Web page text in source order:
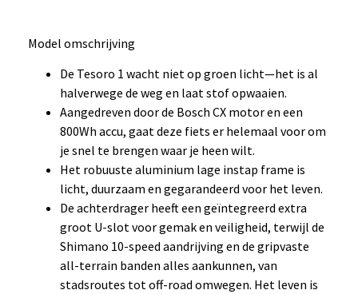
Model omschrijving
De Tesoro 1 wacht niet op groen licht—het is al
halverwege de weg en laat stof opwaaien.
Aangedreven door de Bosch CX motor en een
800Wh accu, gaat deze fiets er helemaal voor om
je snel te brengen waar je heen wilt.
Het robuuste aluminium lage instap frame is
licht, duurzaam en gegarandeerd voor het leven.
De achterdrager heeft een geïntegreerd extra
groot U-slot voor gemak en veiligheid, terwijl de
Shimano 10-speed aandrijving en de gripvaste
all-terrain banden alles aankunnen, van
stadsroutes tot off-road omwegen. Het leven is